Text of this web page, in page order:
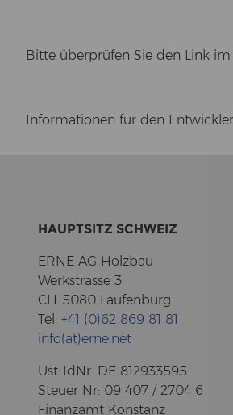
Bitte über­prü­fen Sie den Link
In­for­ma­tio­nen für den
HAUPT­SITZ SCHWEIZ
ERNE AG Holz­bau
Werk­stras­se 3
CH-5080 Lau­fen­burg
Tel: +41 (0)62 869 81 81
info(at)erne.net
Ust-​IdNr: DE 812933595
Steu­er Nr: 09 407 / 2704 6
Fi­nanz­amt Kon­stanz